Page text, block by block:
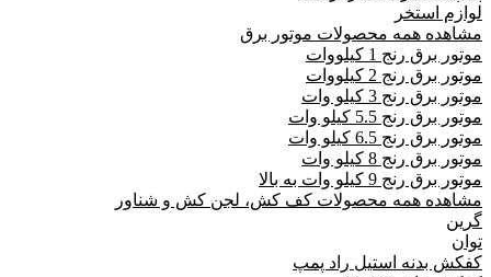
لوازم استخر
مشاهده همه محصولات موتور برق
موتور برق رنج 1 کیلووات
موتور برق رنج 2 کیلووات
موتور برق رنج 3 کیلو وات
موتور برق رنج 5.5 کیلو وات
موتور برق رنج 6.5 کیلو وات
موتور برق رنج 8 کیلو وات
موتور برق رنج 9 کیلو وات به بالا
مشاهده همه محصولات کف کش، لجن کش و شناور
گرین
توان
کفکش بدنه استیل راد پمپ